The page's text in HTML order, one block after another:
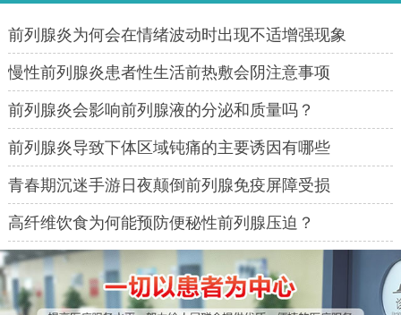
前列腺炎为何会在情绪波动时出现不适增强现象
慢性前列腺炎患者性生活前热敷会阴注意事项
前列腺炎会影响前列腺液的分泌和质量吗？
前列腺炎导致下体区域钝痛的主要诱因有哪些
青春期沉迷手游日夜颠倒前列腺免疫屏障受损
高纤维饮食为何能预防便秘性前列腺压迫？